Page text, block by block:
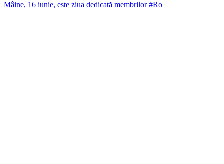
Mâine, 16 iunie, este ziua dedicată membrilor #Ro